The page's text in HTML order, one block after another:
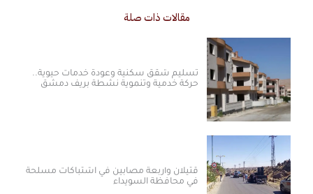
مقالات ذات صلة
تسليم شقق سكنية وعودة خدمات حيوية..
حركة خدمية وتنموية نشطة بريف دمشق
قتيلان وأربعة مصابين في اشتباكات مسلحة
في محافظة السويداء